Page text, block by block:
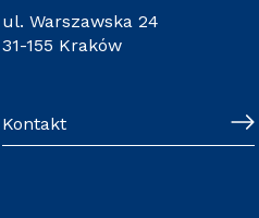
ul. Warszawska 24
31-155 Kraków
Kontakt